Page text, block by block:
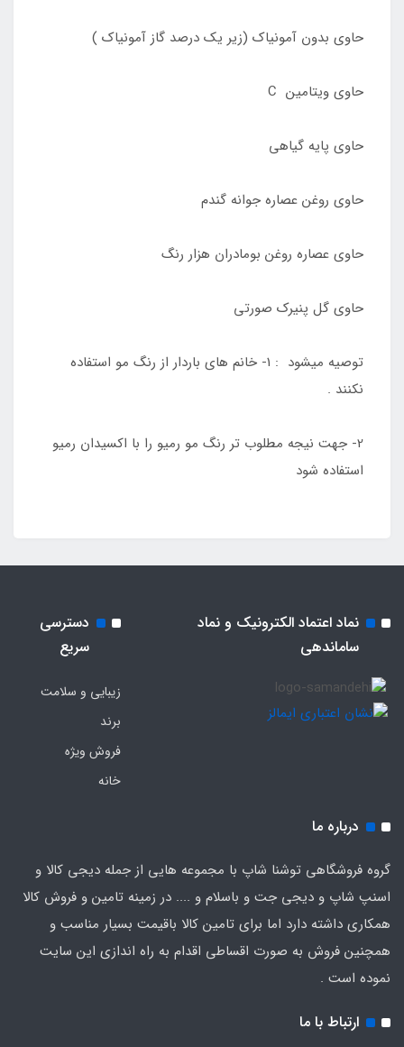
حاوی بدون آمونیاک (زیر یک درصد گاز آمونیاک )
حاوی ویتامین C
حاوی پایه گیاهی
حاوی روغن عصاره جوانه گندم
حاوی عصاره روغن بومادران هزار رنگ
حاوی گل پنیرک صورتی
توصیه میشود : 1- خانم های باردار از رنگ مو استفاده
نکنند .
2- جهت نیجه مطلوب تر رنگ مو رمیو را با اکسیدان رمیو
استفاده شود
نماد اعتماد الکترونیک و نماد
ساماندهی
دسترسی
سریع
زیبایی و سلامت
برند
فروش ویژه
خانه
درباره ما
گروه فروشگاهی توشنا شاپ با مجموعه هایی از جمله دیجی کالا و
اسنپ شاپ و دیجی جت و باسلام و .... در زمینه تامین و فروش کالا
همکاری داشته دارد اما برای تامین کالا باقیمت بسیار مناسب و
همچنین فروش به صورت اقساطی اقدام به راه اندازی این سایت
نموده است .
ارتباط با ما